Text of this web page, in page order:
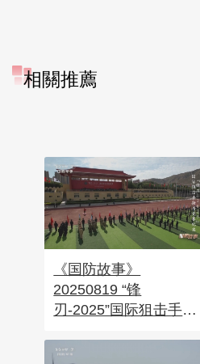
相關推薦
《国防故事》
20250819 “锋
刃-2025”国际狙击手射